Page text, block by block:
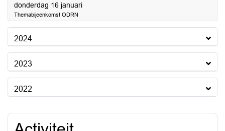
donderdag 16 januari2025
Themabijeenkomst ODRN
2024
2023
2022